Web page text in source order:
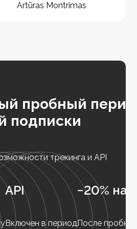
Artūras Montrimas
пробный
подписки
трекинга и API
API
Включен в период
−20% на
После